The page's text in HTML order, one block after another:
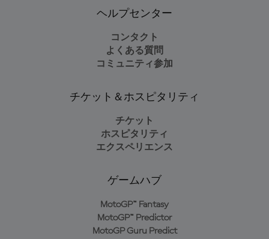
ヘルプセンター
コンタクト
よくある質問
コミュニティ参加
チケット＆ホスピタリティ
チケット
ホスピタリティ
エクスペリエンス
ゲームハブ
MotoGP™ Fantasy
MotoGP™ Predictor
MotoGP Guru Predict